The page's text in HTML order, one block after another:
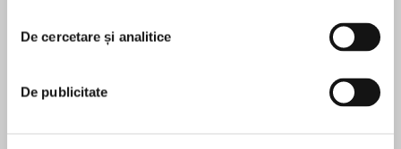
De cercetare și analitice
De publicitate
devastating attack on Washington, D.C., in this
adrenaline-fueled thriller from the author ofThe
Matthew Quirk
Matthew Quirk is the New York Timesbestselling
author of Inside Threat, Red Warning, Hour of the